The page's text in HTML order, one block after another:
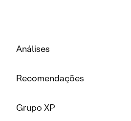
Análises
Recomendações
Grupo XP